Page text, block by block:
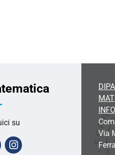
su
Instagram
Via